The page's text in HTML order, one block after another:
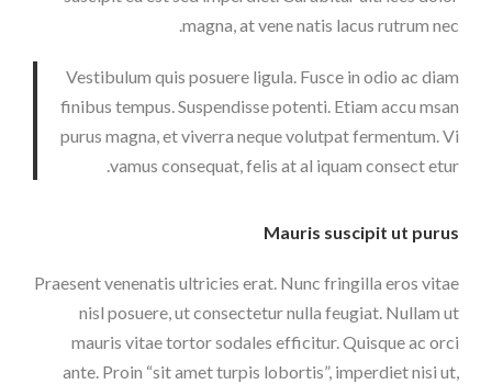
magna, at vene natis lacus rutrum nec.
Vestibulum quis posuere ligula. Fusce in odio ac diam
finibus tempus. Suspendisse potenti. Etiam accu msan
purus magna, et viverra neque volutpat fermentum. Vi
vamus consequat, felis at al iquam consect etur.
Mauris suscipit ut purus
Praesent venenatis ultricies erat. Nunc fringilla eros vitae
nisl posuere, ut consectetur nulla feugiat. Nullam ut
mauris vitae tortor sodales efficitur. Quisque ac orci
ante. Proin “sit amet turpis lobortis”, imperdiet nisi ut,